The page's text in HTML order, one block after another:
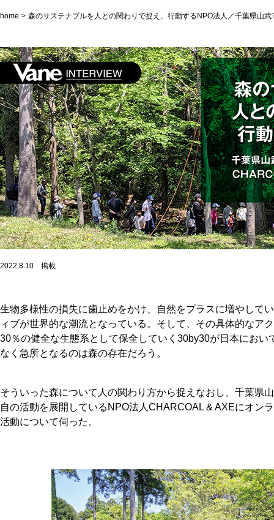
home 森のサステナブルを人との関わりで捉え、行動するNPO法人／千葉県山
2022.8.10 掲載
生物多様性の損失に歯止めをかけ、自然をプラスに増やして
ィブが世界的な潮流となっている。そして、その具体的なア
30％の健全な生態系として保全していく30by30が日本におい
なく急所となるのは森の存在だろう。
そういった森について人の関わり方から捉えなおし、千葉県
自の活動を展開しているNPO法人CHARCOAL & AXEにオン
活動について伺った。